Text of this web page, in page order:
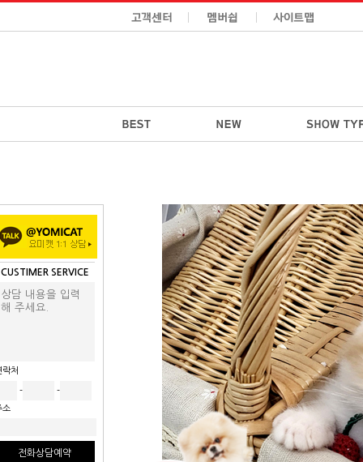
CUSTIMER SERVICE
락처
-
-
소
전화상담예약